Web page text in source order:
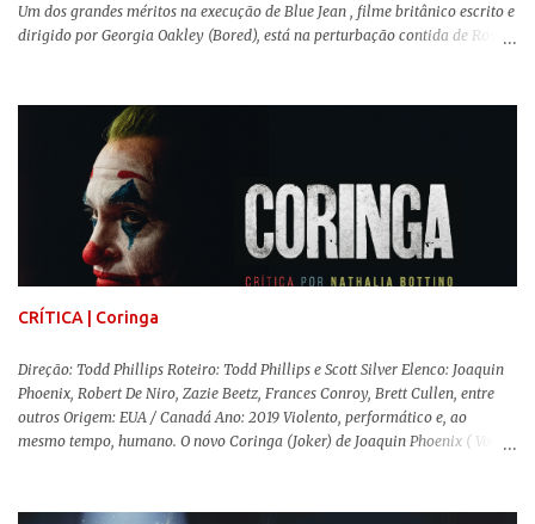
Um dos grandes méritos na execução de Blue Jean , filme britânico escrito e
dirigido por Georgia Oakley (Bored), está na perturbação contida de Rosy
movimentos e falas, equilibrada numa frágil neutralidade entre seu
trabalho e seus afetos, passando noites bebendo e jogando sinuca com seu
grupo de amigas lésbicas e sua amante. É imperativo para ela que ambos
os mundos não se cruzem de modo algum, pois o período histórico no qual
a história se passa - 1988 na Inglaterra - é de um contexto profundamente
conservador e hostil a pessoas queer. Com o governo liderado pela então
primeira-ministra Margaret Tatcher usando recursos supostamente
constitucionais para mobilizar campanhas agressivas ao modo de vida
CRÍTICA | Coringa
Direção: Todd Phillips Roteiro: Todd Phillips e Scott Silver Elenco: Joaquin
Phoenix, Robert De Niro, Zazie Beetz, Frances Conroy, Brett Cullen, entre
outros Origem: EUA / Canadá Ano: 2019 Violento, performático e, ao
mesmo tempo, humano. O novo Coringa (Joker) de Joaquin Phoenix ( Você
Comics . É importante ressaltar que este não é um filme de herói. E muito